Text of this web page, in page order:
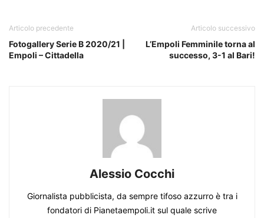
Articolo precedente
Fotogallery Serie B 2020/21 |
Empoli – Cittadella
Articolo successivo
L’Empoli Femminile torna al
successo, 3-1 al Bari!
Alessio Cocchi
Giornalista pubblicista, da sempre tifoso azzurro è tra i
fondatori di Pianetaempoli.it sul quale scrive